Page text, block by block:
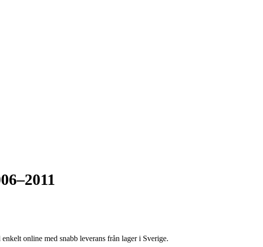
online med snabb leverans från lager i Sverige.